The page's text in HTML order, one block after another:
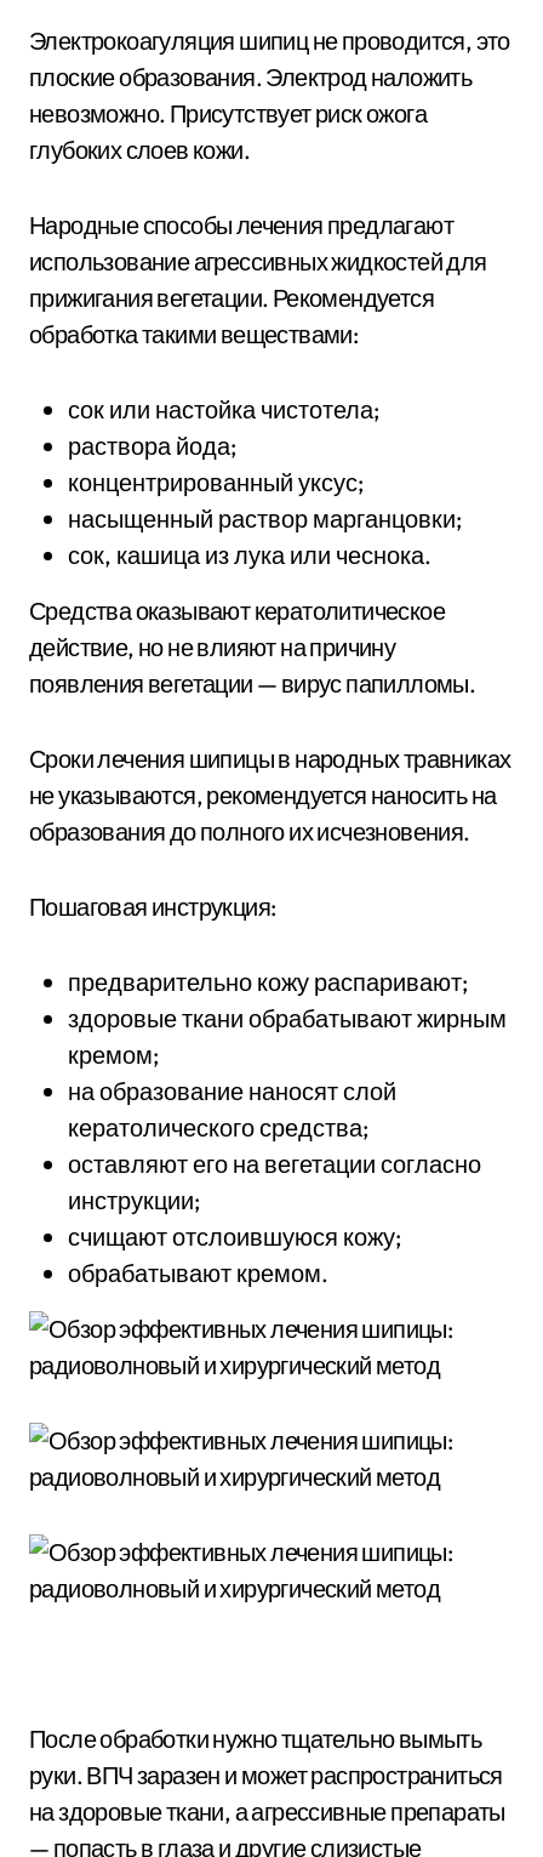
Электрокоагуляция шипиц не проводится, это
плоские образования. Электрод наложить
невозможно. Присутствует риск ожога
глубоких слоев кожи.
Народные способы лечения предлагают
использование агрессивных жидкостей для
прижигания вегетации. Рекомендуется
обработка такими веществами:
сок или настойка чистотела;
раствора йода;
концентрированный уксус;
насыщенный раствор марганцовки;
сок, кашица из лука или чеснока.
Средства оказывают кератолитическое
действие, но не влияют на причину
появления вегетации — вирус папилломы.
Сроки лечения шипицы в народных травниках
не указываются, рекомендуется наносить на
образования до полного их исчезновения.
Пошаговая инструкция:
предварительно кожу распаривают;
здоровые ткани обрабатывают жирным
кремом;
на образование наносят слой
кератолического средства;
оставляют его на вегетации согласно
инструкции;
счищают отслоившуюся кожу;
обрабатывают кремом.
После обработки нужно тщательно вымыть
руки. ВПЧ заразен и может распространиться
на здоровые ткани, а агрессивные препараты
— попасть в глаза и другие слизистые